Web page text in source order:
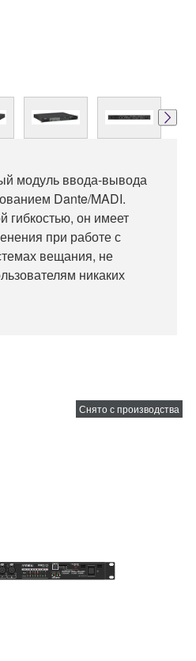
модуль ввода-вывода
Dante/MADI.
гибкостью, он имеет
при работе с
вещания, не
никаких
Снято с производства